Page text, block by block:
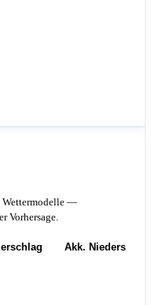
Wettermodelle —
Vorhersage.
Akk.